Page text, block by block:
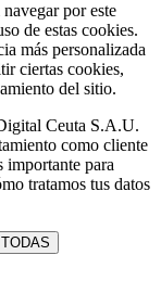
por este
de estas cookies.
más personalizada
ciertas cookies,
del sitio.
Ceuta S.A.U.
como cliente
importante para
tratamos tus datos